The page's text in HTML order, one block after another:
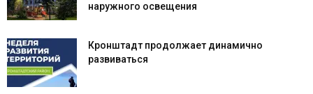
наружного освещения
Кронштадт продолжает динамично
развиваться